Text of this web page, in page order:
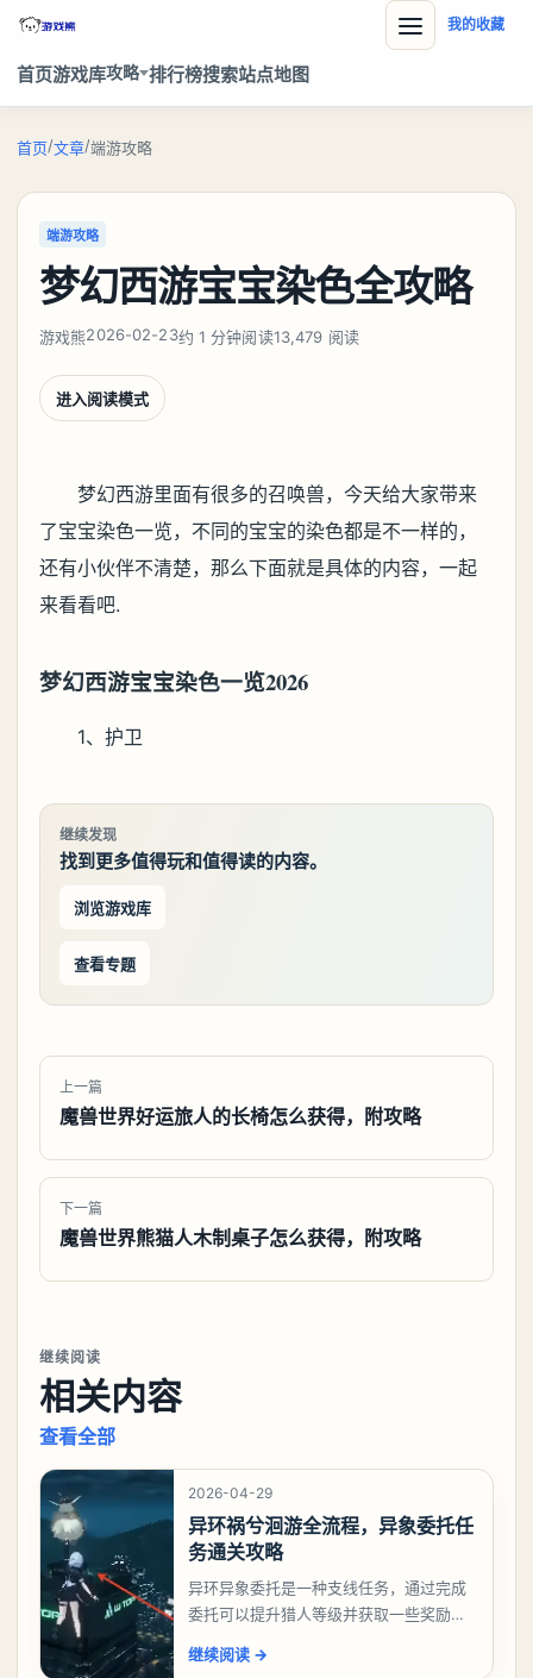
首页游戏库攻略 排行榜搜索站点地图
我的收藏
首页/文章/端游攻略
端游攻略
梦幻西游宝宝染色全攻略
游戏熊2026-02-23约 1 分钟阅读13,479 阅读
进入阅读模式
梦幻西游里面有很多的召唤兽，今天给大家带来
了宝宝染色一览，不同的宝宝的染色都是不一样的，
还有小伙伴不清楚，那么下面就是具体的内容，一起
来看看吧.
梦幻西游宝宝染色一览2026
1、护卫
继续发现
找到更多值得玩和值得读的内容。
浏览游戏库
查看专题
上一篇
魔兽世界好运旅人的长椅怎么获得，附攻略
下一篇
魔兽世界熊猫人木制桌子怎么获得，附攻略
继续阅读
相关内容
查看全部
2026-04-29
异环祸兮洄游全流程，异象委托任
务通关攻略
异环异象委托是一种支线任务，通过完成
委托可以提升猎人等级并获取一些奖励，
么做，下面就来告诉大家。异环异象委托
继续阅读 →